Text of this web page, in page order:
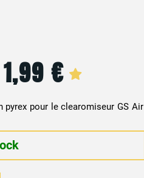
Le
était :
1,99€Le
pyrex pour le clearomiseur GS Air